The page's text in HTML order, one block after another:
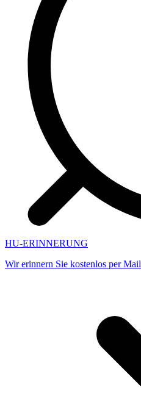
HU-ERINNERUNG
Wir erinnern Sie kostenlos per Mail